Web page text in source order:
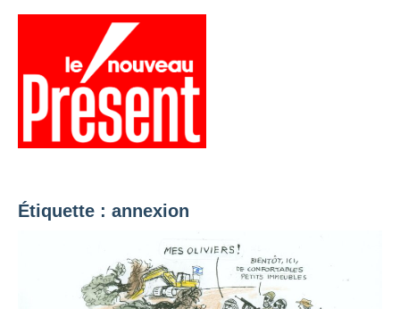
Aller
Étiquette : annexion